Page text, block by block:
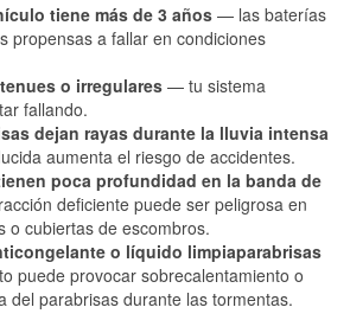
tiene más de 3 años — las baterías
propensas a fallar en condiciones
o irregulares — tu sistema
fallando.
dejan rayas durante la lluvia intensa
aumenta el riesgo de accidentes.
poca profundidad en la banda de
deficiente puede ser peligrosa en
o cubiertas de escombros.
o líquido limpiaparabrisas
puede provocar sobrecalentamiento o
del parabrisas durante las tormentas.